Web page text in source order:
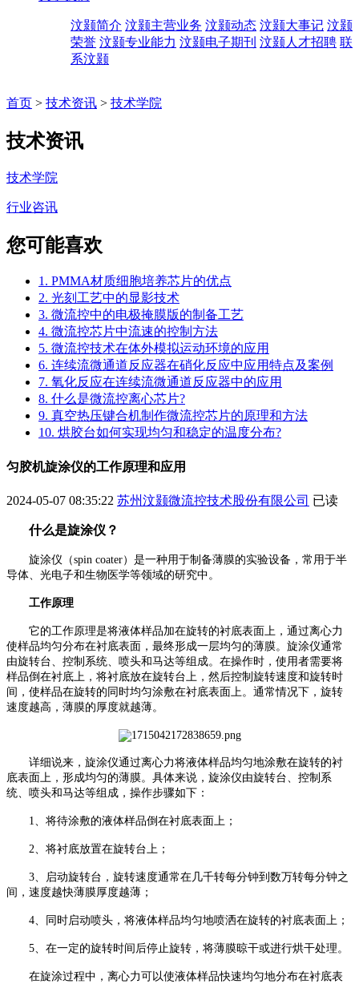
汶颢简介 汶颢主营业务 汶颢动态 汶颢大事记 汶颢
荣誉 汶颢专业能力 汶颢电子期刊 汶颢人才招聘 联
系汶颢
首页 > 技术资讯 > 技术学院
技术资讯
技术学院
行业咨讯
您可能喜欢
1. PMMA材质细胞培养芯片的优点
2. 光刻工艺中的显影技术
3. 微流控中的电极掩膜版的制备工艺
4. 微流控芯片中流速的控制方法
5. 微流控技术在体外模拟运动环境的应用
6. 连续流微通道反应器在硝化反应中应用特点及案例
7. 氧化反应在连续流微通道反应器中的应用
8. 什么是微流控离心芯片?
9. 真空热压键合机制作微流控芯片的原理和方法
10. 烘胶台如何实现均匀和稳定的温度分布?
匀胶机旋涂仪的工作原理和应用
2024-05-07 08:35:22 苏州汶颢微流控技术股份有限公司 已读
什么是旋涂仪？
旋涂仪（spin coater）是一种用于制备薄膜的实验设备，常用于半
导体、光电子和生物医学等领域的研究中。
工作原理
它的工作原理是将液体样品加在旋转的衬底表面上，通过离心力
使样品均匀分布在衬底表面，最终形成一层均匀的薄膜。旋涂仪通常
由旋转台、控制系统、喷头和马达等组成。在操作时，使用者需要将
样品倒在衬底上，将衬底放在旋转台上，然后控制旋转速度和旋转时
间，使样品在旋转的同时均匀涂敷在衬底表面上。通常情况下，旋转
速度越高，薄膜的厚度就越薄。
详细说来，旋涂仪通过离心力将液体样品均匀地涂敷在旋转的衬
底表面上，形成均匀的薄膜。具体来说，旋涂仪由旋转台、控制系
统、喷头和马达等组成，操作步骤如下：
1、 将待涂敷的液体样品倒在衬底表面上；
2、 将衬底放置在旋转台上；
3、
启动旋转台，旋转速度通常在几千转每分钟到数万转每分钟之
间，速度越快薄膜厚度越薄；
4、 同时启动喷头，将液体样品均匀地喷洒在旋转的衬底表面上；
5、 在一定的旋转时间后停止旋转，将薄膜晾干或进行烘干处理。
在旋涂过程中，离心力可以使液体样品快速均匀地分布在衬底表